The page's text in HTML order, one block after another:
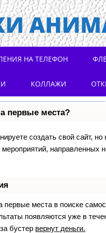
НА ТЕЛЕФОН
КОЛЛАЖИ
первые места?
создать свой сайт,
направленных
первые места в поиске
появляются уже в
за бустер вернут деньги.